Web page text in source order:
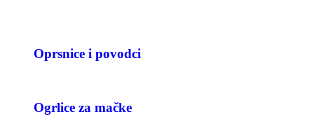
Oprsnice i povodci
Ogrlice za mačke